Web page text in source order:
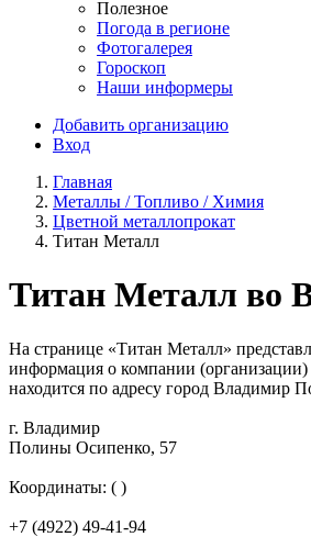
Полезное
Погода в регионе
Фотогалерея
Гороскоп
Наши информеры
Добавить организацию
Вход
Главная
Металлы / Топливо / Химия
Цветной металлопрокат
Титан Металл
Титан Металл во
На странице «Титан Металл»
информация о компании
находится по адресу город Владимир
г. Владимир
Полины Осипенко, 57
Координаты: ( )
+7 (4922) 49-41-94